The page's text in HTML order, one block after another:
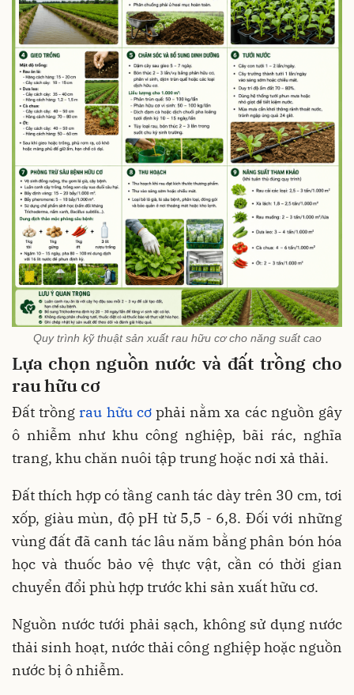
Quy trình kỹ thuật sản xuất rau hữu cơ cho năng suất cao
Lựa chọn nguồn nước và đất trồng cho
rau hữu cơ
Đất trồngrau hữu cơphải nằm xa các nguồn gây
ô nhiễm như khu công nghiệp, bãi rác, nghĩa
trang, khu chăn nuôi tập trung hoặc nơi xả thải.
Đất thích hợp có tầng canh tác dày trên 30 cm, tơi
xốp, giàu mùn, độ pH từ 5,5 - 6,8. Đối với những
vùng đất đã canh tác lâu năm bằng phân bón hóa
học và thuốc bảo vệ thực vật, cần có thời gian
chuyển đổi phù hợp trước khi sản xuất hữu cơ.
Nguồn nước tưới phải sạch, không sử dụng nước
thải sinh hoạt, nước thải công nghiệp hoặc nguồn
nước bị ô nhiễm.